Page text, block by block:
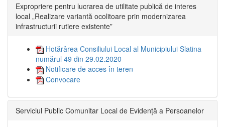
Expropriere pentru lucrarea de utilitate publică de interes
local „Realizare variantă ocolitoare prin modernizarea
infrastructurii rutiere existente”
Hotărârea Consiliului Local al Municipiului Slatina
numărul 49 din 29.02.2020
Notificare de acces în teren
Convocare
Serviciul Public Comunitar Local de Evidență a Persoanelor